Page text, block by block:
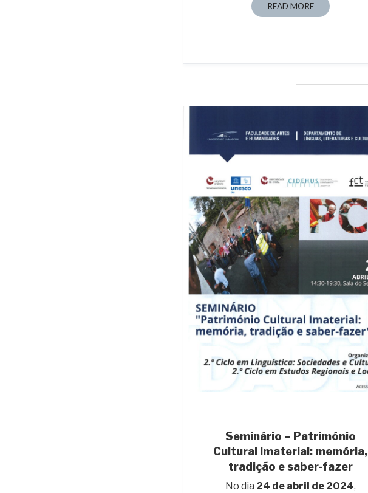
READ MORE
Seminário – Património
Cultural Imaterial: memória,
tradição e saber-fazer
No dia 24 de abril de 2024,